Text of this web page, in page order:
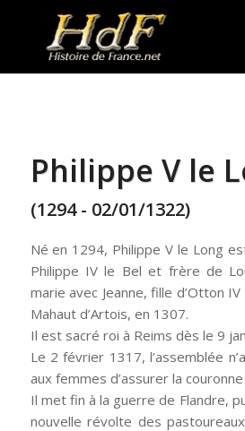
Philippe V le
(1294 - 02/01/1322)
Né en 1294, Philippe V le Long
Philippe IV le Bel et frère de
marie avec Jeanne, fille d’Otton
Mahaut d’Artois, en 1307.
Il est sacré roi à Reims dès le 9
Le 2 février 1317, l’assemblée
aux femmes d’assurer la
Il met fin à la guerre de Flandre,
nouvelle révolte des